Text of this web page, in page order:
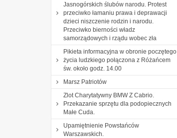
Jasnogórskich ślubów narodu. Protest
przeciwko łamaniu prawa i deprawacji
dzieci niszczenie rodzin i narodu.
Przeciwko bierności władz
samorządowych i rządu wobec zła
Pikieta informacyjna w obronie poczętego
życia ludzkiego połączona z Różańcem
św. około godz. 14.00
Marsz Patriotów
Zlot Charytatywny BMW Z Cabrio.
Przekazanie sprzętu dla podopiecznych
Małe Cuda.
Upamiętnienie Powstańców
Warszawskich.